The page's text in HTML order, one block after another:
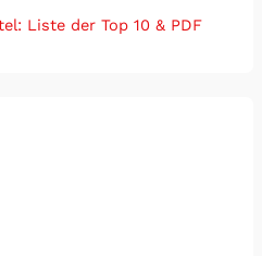
Liste der Top 10 & PDF